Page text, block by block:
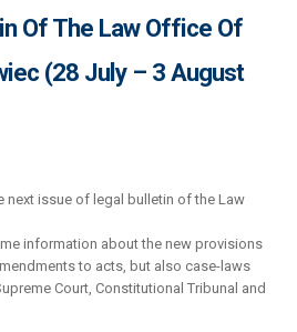
Of The Law Office Of
(28 July – 3 August
next issue of legal bulletin of the Law
information about the new provisions
to acts, but also case-laws
Court, Constitutional Tribunal and